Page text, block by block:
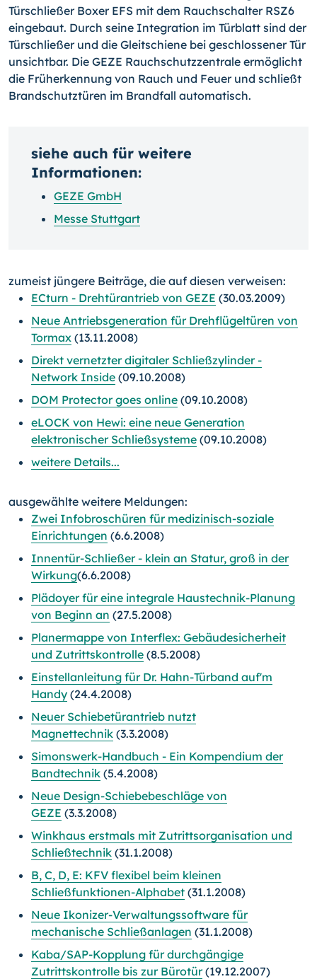
Türschließer Boxer EFS mit dem Rauchschalter RSZ6
eingebaut. Durch seine Integration im Türblatt sind der
Türschließer und die Gleitschiene bei geschlossener Tür
unsichtbar. Die GEZE Rauchschutzzentrale ermöglicht
die Früherkennung von Rauch und Feuer und schließt
Brandschutztüren im Brandfall automatisch.
siehe auch für weitere
Informationen:
GEZE GmbH
Messe Stuttgart
zumeist jüngere Beiträge, die auf diesen verweisen:
ECturn - Drehtürantrieb von GEZE (30.03.2009)
Neue Antriebsgeneration für Drehflügeltüren von
Tormax (13.11.2008)
Direkt vernetzter digitaler Schließzylinder -
Network Inside (09.10.2008)
DOM Protector goes online (09.10.2008)
eLOCK von Hewi: eine neue Generation
elektronischer Schließsysteme (09.10.2008)
weitere Details...
ausgewählte weitere Meldungen:
Zwei Infobroschüren für medizinisch-soziale
Einrichtungen (6.6.2008)
Innentür-Schließer - klein an Statur, groß in der
Wirkung(6.6.2008)
Plädoyer für eine integrale Haustechnik-Planung
von Beginn an (27.5.2008)
Planermappe von Interflex: Gebäudesicherheit
und Zutrittskontrolle (8.5.2008)
Einstellanleitung für Dr. Hahn-Türband auf'm
Handy (24.4.2008)
Neuer Schiebetürantrieb nutzt
Magnettechnik (3.3.2008)
Simonswerk-Handbuch - Ein Kompendium der
Bandtechnik (5.4.2008)
Neue Design-Schiebebeschläge von
GEZE (3.3.2008)
Winkhaus erstmals mit Zutrittsorganisation und
Schließtechnik (31.1.2008)
B, C, D, E: KFV flexibel beim kleinen
Schließfunktionen-Alphabet (31.1.2008)
Neue Ikonizer-Verwaltungssoftware für
mechanische Schließanlagen (31.1.2008)
Kaba/SAP-Kopplung für durchgängige
Zutrittskontrolle bis zur Bürotür(19.12.2007)